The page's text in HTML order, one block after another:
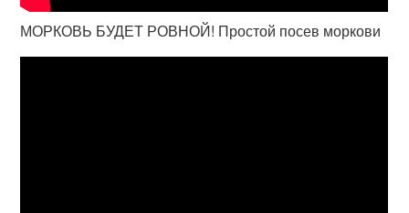
МОРКОВЬ БУДЕТ РОВНОЙ! Простой посев моркови